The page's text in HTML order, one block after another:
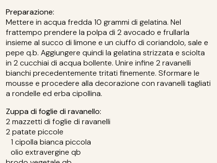
Preparazione:
Mettere in acqua fredda 10 grammi di gelatina. Nel
frattempo prendere la polpa di 2 avocado e frullarla
insieme al succo di limone e un ciuffo di coriandolo, sale e
pepe q.b. Aggiungere quindi la gelatina strizzata e sciolta
in 2 cucchiai di acqua bollente. Unire infine 2 ravanelli
bianchi precedentemente tritati finemente. Sformare le
mousse e procedere alla decorazione con ravanelli tagliati
a rondelle ed erba cipollina.
Zuppa di foglie di ravanello:
2 mazzetti di foglie di ravanelli
2 patate piccole
1 cipolla bianca piccola
olio extravergine qb